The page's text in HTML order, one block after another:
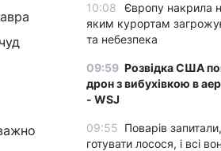
10:08
Європу накрила
яким курортам
та небезпека
09:59 Розвідка США
дрон з вибухівкою в
- WSJ
09:55 Поварів
готувати лосося, і всі